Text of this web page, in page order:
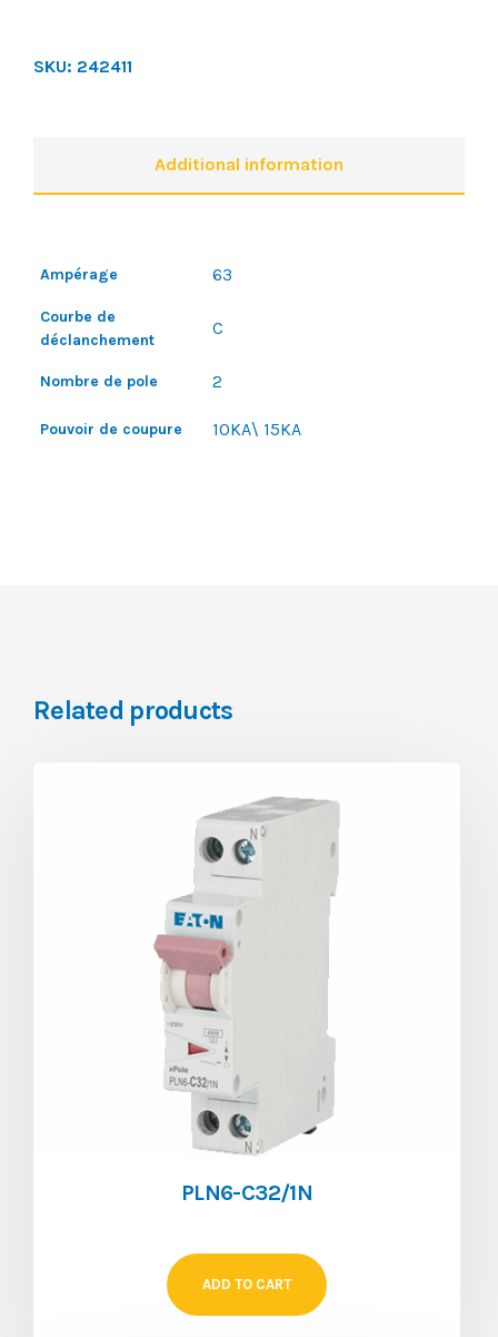
SKU: 242411
Additional information
Ampérage 63
Courbe de
déclanchement
C
Nombre de pole 2
Pouvoir de coupure 10KA\ 15KA
Related products
PLN6-C32/1N
ADD TO CART